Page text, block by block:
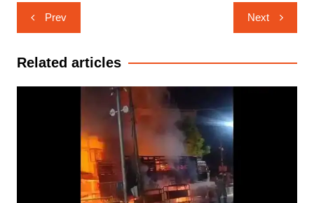
Post
navigation
Prev Next
Related articles